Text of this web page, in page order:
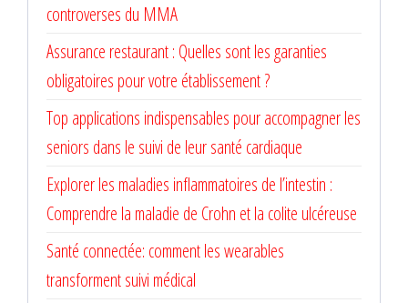
controverses du MMA
Assurance restaurant : Quelles sont les garanties
obligatoires pour votre établissement ?
Top applications indispensables pour accompagner les
seniors dans le suivi de leur santé cardiaque
Explorer les maladies inflammatoires de l’intestin :
Comprendre la maladie de Crohn et la colite ulcéreuse
Santé connectée: comment les wearables
transforment suivi médical